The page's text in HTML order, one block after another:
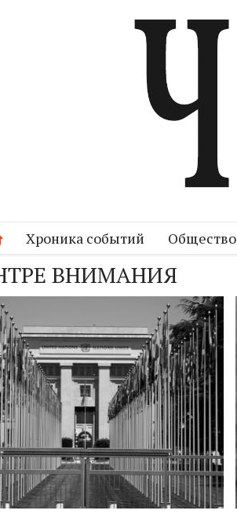
Хроника событий Общество
ВНИМАНИЯ